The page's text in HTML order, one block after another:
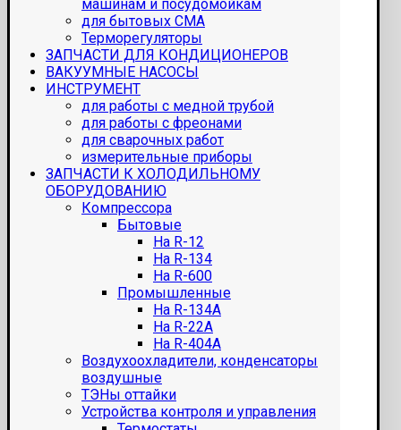
машинам и посудомойкам
для бытовых СМА
Терморегуляторы
ЗАПЧАСТИ ДЛЯ КОНДИЦИОНЕРОВ
ВАКУУМНЫЕ НАСОСЫ
ИНСТРУМЕНТ
для работы с медной трубой
для работы с фреонами
для сварочных работ
измерительные приборы
ЗАПЧАСТИ К ХОЛОДИЛЬНОМУ
ОБОРУДОВАНИЮ
Компрессора
Бытовые
На R-12
На R-134
На R-600
Промышленные
На R-134A
На R-22A
На R-404A
Воздухоохладители, конденсаторы
воздушные
ТЭНы оттайки
Устройства контроля и управления